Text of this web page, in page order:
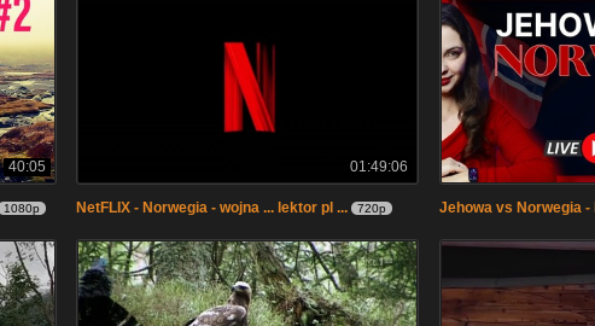
40:05
1080p
01:49:06
NetFLIX - Norwegia - wojna ... lektor pl ... 720p Jehowa vs Norwegia